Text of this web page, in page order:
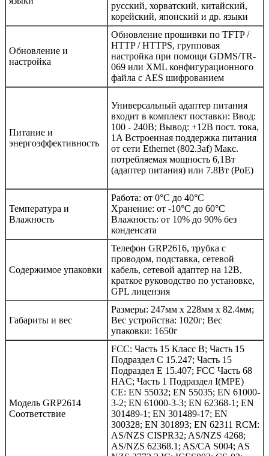
русский, хорватский, китайский,
корейский, японский и др. языки
Обновление и
настройка
Обновление прошивки по TFTP /
HTTP / HTTPS, групповая
настройка при помощи GDMS/TR-
069 или XML конфигурационного
файла с AES шифрованием
Питание и
энергоэффективность
Универсальный адаптер питания
входит в комплект поставки: Ввод:
100 - 240В; Вывод: +12В пост. тока,
1A Встроенная поддержка питания
от сети Ethernet (802.3af) Макс.
потребляемая мощность 6,1Вт
(адаптер питания) или 7.8Вт (PoE)
Температура и
Влажность
Работа: от 0°C до 40°C
Хранение: от -10°C до 60°C
Влажность: от 10% до 90% без
конденсата
Содержимое упаковки
Телефон GRP2616, трубка с
проводом, подставка, сетевой
кабель, сетевой адаптер на 12В,
краткое руководство по установке,
GPL лицензия
Габариты и вес
Размеры: 247мм x 228мм x 82.4мм;
Вес устройства: 1020г; Вес
упаковки: 1650г
Модель GRP2614
Соответствие
FCC: Часть 15 Класс B; Часть 15
Подраздел C 15.247; Часть 15
Подраздел E 15.407; FCC Часть 68
HAC; Часть 1 Подраздел I(MPE)
CE: EN 55032; EN 55035; EN 61000-
3-2; EN 61000-3-3; EN 62368-1; EN
301489-1; EN 301489-17; EN
300328; EN 301893; EN 62311 RCM:
AS/NZS CISPR32; AS/NZS 4268;
AS/NZS 62368.1; AS/CA S004; AS